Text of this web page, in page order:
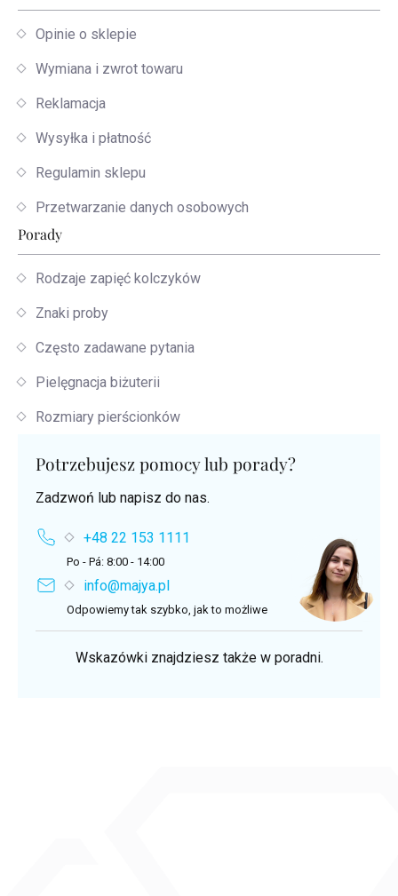
Opinie o sklepie
Wymiana i zwrot towaru
Reklamacja
Wysyłka i płatność
Regulamin sklepu
Przetwarzanie danych osobowych
Porady
Rodzaje zapięć kolczyków
Znaki proby
Często zadawane pytania
Pielęgnacja biżuterii
Rozmiary pierścionków
Potrzebujesz pomocy lub porady?
Zadzwoń lub napisz do nas.
+48 22 153 1111
Po - Pá: 8:00 - 14:00
info@majya.pl
Odpowiemy tak szybko, jak to możliwe
Wskazówki znajdziesz także w poradni.